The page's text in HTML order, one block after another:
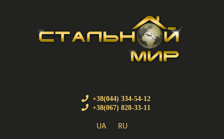
+38(044) 334-54-12
+38(067) 828-33-11
UA RU